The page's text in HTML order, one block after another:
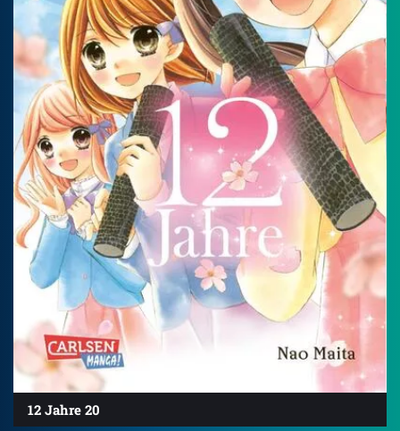
12 Jahre 20